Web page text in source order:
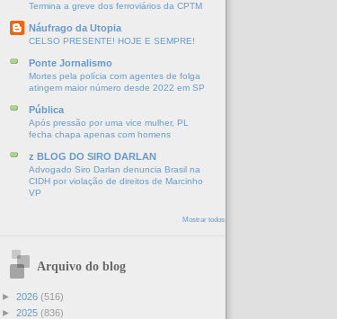
Termina a greve dos ferroviários da CPTM
Náufrago da Utopia
CELSO PRESENTE! HOJE E SEMPRE!
Ponte Jornalismo
Mortes pela polícia com agentes de folga
atingem maior número desde 2022 em SP
Pública
Após pressão por uma vice mulher, PL
fecha chapa apenas com homens
z BLOG DO SIRO DARLAN
Advogado Siro Darlan denuncia Brasil na
CIDH por violação de direitos de Marcinho
VP
Mostrar todos
Arquivo do blog
► 2026 (516)
► 2025 (836)